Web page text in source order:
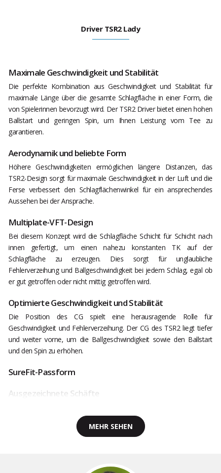
Driver TSR2 Lady
Maximale Geschwindigkeit und Stabilität
Die perfekte Kombination aus Geschwindigkeit und Stabilität für
maximale Länge über die gesamte Schlagfläche in einer Form, die
von Spielerinnen bevorzugt wird. Der TSR2 Driver bietet einen hohen
Ballstart und geringen Spin, um Ihnen Leistung vom Tee zu
garantieren.
Aerodynamik und beliebte Form
Höhere Geschwindigkeiten ermöglichen längere Distanzen, das
TSR2-Design sorgt für maximale Geschwindigkeit in der Luft und die
Ferse verbessert den Schlagflächenwinkel für ein ansprechendes
Aussehen bei der Ansprache.
Multiplate-VFT-Design
Bei diesem Konzept wird die Schlagfläche Schicht für Schicht nach
innen gefertigt, um einen nahezu konstanten TK auf der
Schlagfläche zu erzeugen. Dies sorgt für unglaubliche
Fehlerverzeihung und Ballgeschwindigkeit bei jedem Schlag, egal ob
er gut getroffen oder nicht mittig getroffen wird.
Optimierte Geschwindigkeit und Stabilität
Die Position des CG spielt eine herausragende Rolle für
Geschwindigkeit und Fehlerverzeihung. Der CG des TSR2 liegt tiefer
und weiter vorne, um die Ballgeschwindigkeit sowie den Ballstart
und den Spin zu erhöhen.
SureFit-Passform
Ausgezeichnete Schäfte
MEHR SEHEN